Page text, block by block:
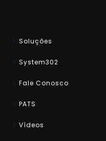
Soluções
System302
Fale Conosco
PATS
Vídeos